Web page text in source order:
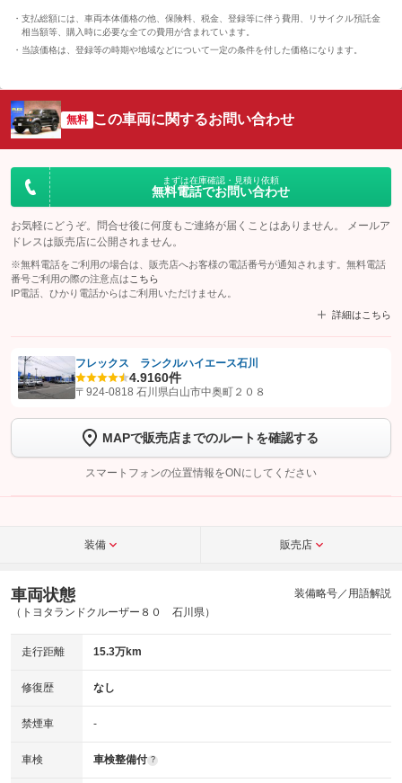
支払総額には、車両本体価格の他、保険料、税金、登録等に伴う費用、リサイクル預託金
相当額等、購入時に必要な全ての費用が含まれています。
当該価格は、登録等の時期や地域などについて一定の条件を付した価格になります。
無料 この車両に関するお問い合わせ
まずは在庫確認・見積り依頼
無料電話でお問い合わせ
お気軽にどうぞ。問合せ後に何度もご連絡が届くことはありません。 メールア
ドレスは販売店に公開されません。
※無料電話をご利用の場合は、販売店へお客様の電話番号が通知されます。無料電話
番号ご利用の際の注意点は こちら
IP電話、ひかり電話からはご利用いただけません。
詳細はこちら
【STEP1】認証画面でグーネットを友だち追加してから「許可する」ボタンを押
トーク画面で
ボタンをタップして問い合わせを
完了してください。
こちら
フレックス ランクルハイエース石川
4.9160件
〒924-0818 石川県白山市中奥町２０８
MAPで販売店までのルートを確認する
スマートフォンの位置情報をONにしてください
装備 販売店
車両状態
（トヨタランドクルーザー８０ 石川県）
装備略号／用語解説
走行距離 15.3万km
修復歴 なし
禁煙車 -
車検 車検整備付 ?